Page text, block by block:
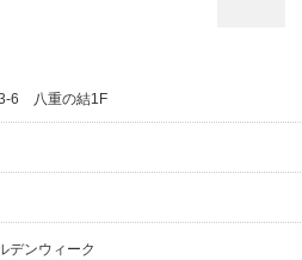
6 八重の結1F
デンウィーク